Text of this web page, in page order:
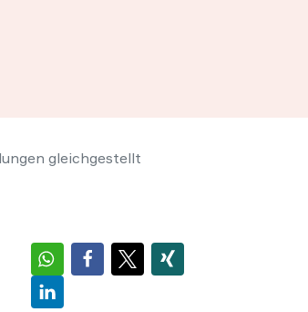
gleichgestellt